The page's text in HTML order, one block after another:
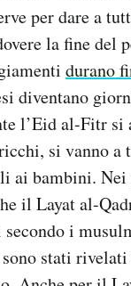
per dare a
la fine del
durano
diventano
l’Eid al-Fitr si
si vanno a
ai bambini.
il Layat al-
i
stati